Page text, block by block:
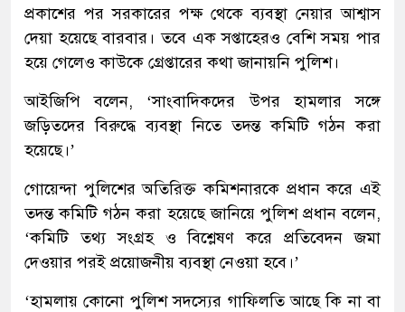
প্রকাশের পর সরকারের পক্ষ থেকে ব্যবস্থা নেয়ার আশ্বাস
দেয়া হয়েছে বারবার। তবে এক সপ্তাহেরও বেশি সময় পার
হয়ে গেলেও কাউকে গ্রেপ্তারের কথা জানায়নি পুলিশ।
আইজিপি বলেন, ‘সাংবাদিকদের উপর হামলার সঙ্গে
জড়িতদের বিরুদ্ধে ব্যবস্থা নিতে তদন্ত কমিটি গঠন করা
হয়েছে।’
গোয়েন্দা পুলিশের অতিরিক্ত কমিশনারকে প্রধান করে এই
তদন্ত কমিটি গঠন করা হয়েছে জানিয়ে পুলিশ প্রধান বলেন,
‘কমিটি তথ্য সংগ্রহ ও বিশ্লেষণ করে প্রতিবেদন জমা
দেওয়ার পরই প্রয়োজনীয় ব্যবস্থা নেওয়া হবে।’
‘হামলায় কোনো পুলিশ সদস্যের গাফিলতি আছে কি না বা